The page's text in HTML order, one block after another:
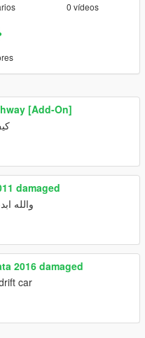
0 vídeos
[Add-On]
damaged
والله
2016 damaged
car